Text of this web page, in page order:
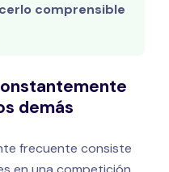
comprensible
demás
frecuente consiste